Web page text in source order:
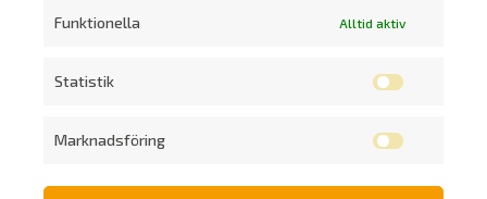
Funktionella Alltid aktiv
Statistik
Marknadsföring